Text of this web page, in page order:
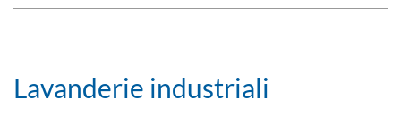
Lavanderie industriali